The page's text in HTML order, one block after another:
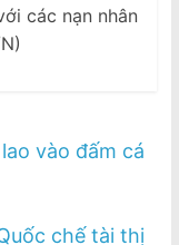
các nạn nhân
vào đấm cá
chế tài thị